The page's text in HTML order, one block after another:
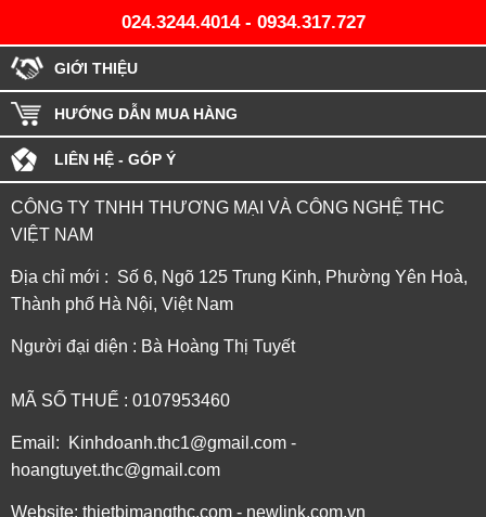
024.3244.4014- 0934.317.727
GIỚI THIỆU
HƯỚNG DẪN MUA HÀNG
LIÊN HỆ - GÓP Ý
CÔNG TY TNHH THƯƠNG MẠI VÀ CÔNG NGHỆ THC
VIỆT NAM
Địa chỉ mới : Số 6, Ngõ 125 Trung Kinh, Phường Yên Hoà,
Thành phố Hà Nội, Việt Nam
Người đại diện : Bà Hoàng Thị Tuyết
MÃ SỐ THUẾ : 0107953460
Email: Kinhdoanh.thc1@gmail.com -
hoangtuyet.thc@gmail.com
Website: thietbimangthc.com - newlink.com.vn